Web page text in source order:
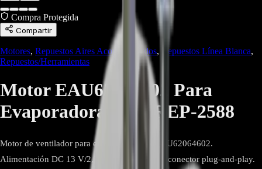
Compra Protegida
Compartir
Motores, Repuestos Aires Acondicionados, Repuestos Línea Blanca,
Repuestos/Herramientas
Motor EAU62064602 Para
Evaporadora LG - REP-2588
Motor de ventilador para evaporadora LG EAU62064602.
Alimentación DC 13 V/2,7 W y eje largo con conector plug-and-play.